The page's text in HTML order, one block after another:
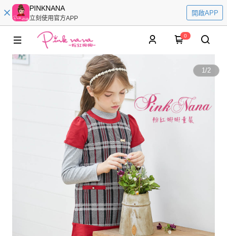
PINKNANA
立刻使用官方APP
開啟APP
0
1/2